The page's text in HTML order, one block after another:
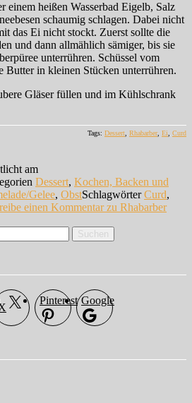
einem heißen Wasserbad Eigelb, Salz
schaumig schlagen. Dabei nicht
das Ei nicht stockt. Zuerst sollte die
und dann allmählich sämiger, bis sie
unterrühren. Schüssel vom
Butter in kleinen Stücken unterrühren.
Gläser füllen und im Kühlschrank
Tags: Dessert, Rhabarber, Ei, Curd
am
Dessert, Kochen, Backen und
Gelee, ObstSchlagwörterCurd,
einen Kommentarzu Rhabarber
Suchen
Pinterest Google